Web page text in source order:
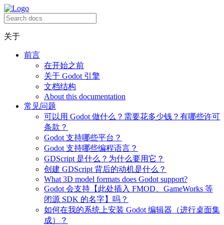
关于
前言
在开始之前
关于 Godot 引擎
文档结构
About this documentation
常见问题
可以用 Godot 做什么？需要花多少钱？有哪些许可
条款？
Godot 支持哪些平台？
Godot 支持哪些编程语言？
GDScript 是什么？为什么要用它？
创建 GDScript 背后的动机是什么？
What 3D model formats does Godot support?
Godot 会支持【此处插入 FMOD、GameWorks 等
闭源 SDK 的名字】吗？
如何在我的系统上安装 Godot 编辑器（进行桌面集
成）？